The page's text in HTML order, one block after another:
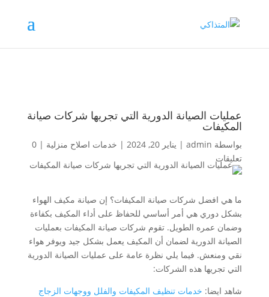
عمليات الصيانة الدورية التي تجريها شركات صيانة
المكيفات
بواسطة admin
| يناير 20, 2024 | خدمات اصلاح منزلية |
0
تعليقات
ما هي افضل شركات صيانة المكيفات؟ إن صيانة مكيف الهواء
بشكل دوري هي أمر أساسي للحفاظ على أداء المكيف بكفاءة
وضمان عمره الطويل. تقوم شركات صيانة المكيفات بعمليات
الصيانة الدورية لضمان أن المكيف يعمل بشكل جيد ويوفر هواء
نقي ومنعش. فيما يلي نظرة عامة على عمليات الصيانة الدورية
التي تجريها هذه الشركات:
شاهد ايضا: خدمات تنظيف المكيفات والفلل ووجهات الزجاج